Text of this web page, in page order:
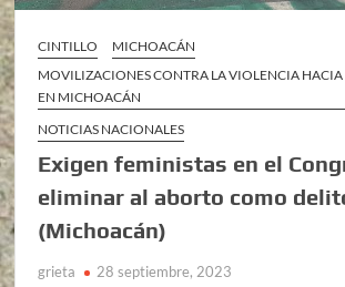
CINTILLO
MICHOACÁN
MOVILIZACIONES CONTRA LA VIOLENCIA HACIA
EN MICHOACÁN
NOTICIAS NACIONALES
Exigen feministas en el
eliminar al aborto como
(Michoacán)
grieta 28 septiembre, 2023